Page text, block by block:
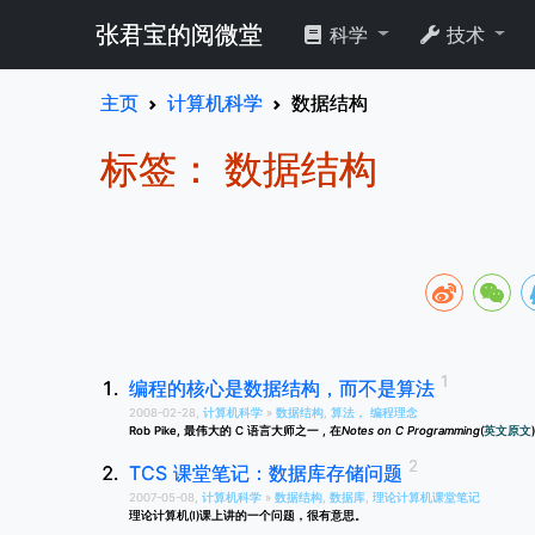
张君宝的阅微堂 科学 技术
主页 计算机科学 数据结构
标签： 数据结构
编程的核心是数据结构，而不是算法
2008-02-28, 计算机科学 » 数据结构 算法， 编程理念
Rob Pike, 最伟大的 C 语言大师之一 , 在Notes on C Programming(英文原文
TCS 课堂笔记：数据库存储问题
2007-05-08, 计算机科学 » 数据结构 数据库 理论计算机课堂笔记
理论计算机(I)课上讲的一个问题，很有意思。